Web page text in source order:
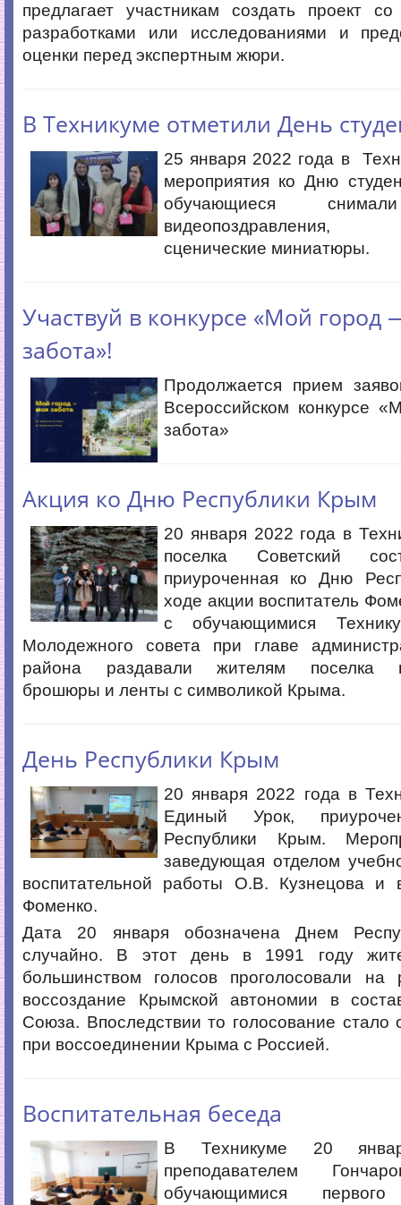
предлагает участникам создать проект
разработками или исследованиями и
оценки перед экспертным жюри.
В Техникуме отметили День
25 января 2022 года в
мероприятия ко Дню
обучающиеся
видеопоздравления,
сценические миниатюры.
Участвуй в конкурсе «Мой город
забота»!
Продолжается прием
Всероссийском конкурсе
забота»
Акция ко Дню Республики Крым
20 января 2022 года в
поселка Советский
приуроченная ко Дню
ходе акции воспитатель
с обучающимися
Молодежного совета при главе
района раздавали жителям поселка
брошюры и ленты с символикой Крыма.
День Республики Крым
20 января 2022 года в
Единый Урок,
Республики Крым.
заведующая отделом
воспитательной работы О.В. Кузнецова и
Фоменко.
Дата 20 января обозначена Днем
случайно. В этот день в 1991 году
большинством голосов проголосовали
воссоздание Крымской автономии в
Союза. Впоследствии то голосование стало
при воссоединении Крыма с Россией.
Воспитательная беседа
В Техникуме 20
преподавателем
обучающимися